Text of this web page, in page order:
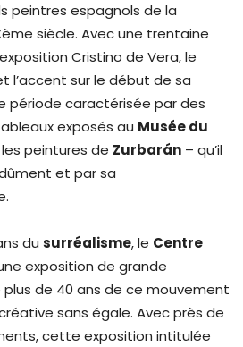
peintres espagnols de la
siècle. Avec une trentaine
Cristino de Vera, le
l’accent sur le début de sa
période caractérisée par des
exposés au Musée du
peintures de Zurbarán – qu’il
et par sa
du surréalisme, le Centre
exposition de grande
de 40 ans de ce mouvement
sans égale. Avec près de
cette exposition intitulée